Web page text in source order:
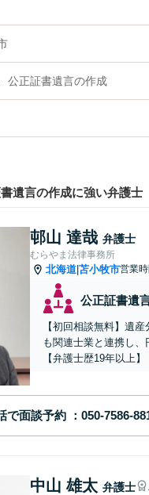
公正証書遺言の作成
遺言の作成に強い弁護士
邨山 達哉 弁護士
むらやま法律事務所
北海道 苫小牧市営業
公正証書遺
【初回相談無料】遺
も関連士業と連携し
【弁護士歴19年以上】
で面談予約
中山 雄太 弁護士